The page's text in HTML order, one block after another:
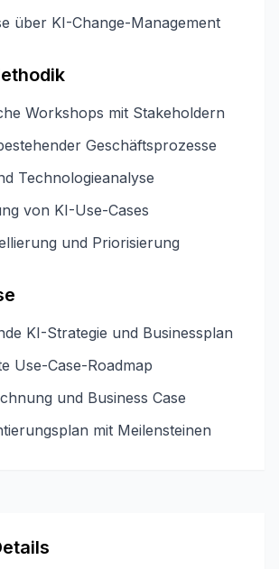
über KI-Change-Management
Workshops mit Stakeholdern
Geschäftsprozesse
Technologieanalyse
von KI-Use-Cases
und Priorisierung
KI-Strategie und Businessplan
Use-Case-Roadmap
und Business Case
mit Meilensteinen